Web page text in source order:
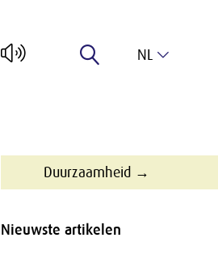
NL
Duurzaamheid →
Nieuwste artikelen